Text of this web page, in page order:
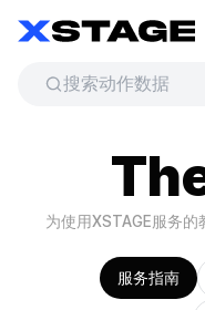
为使用XSTAGE服务
服务指南